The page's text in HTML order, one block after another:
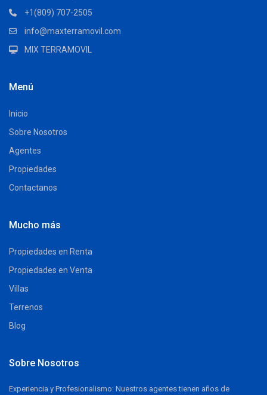
+1(809) 707-2505
info@maxterramovil.com
MIX TERRAMOVIL
Menú
Inicio
Sobre Nosotros
Agentes
Propiedades
Contactanos
Mucho más
Propiedades en Renta
Propiedades en Venta
Villas
Terrenos
Blog
Sobre Nosotros
Experiencia y Profesionalismo: Nuestros agentes tienen años de